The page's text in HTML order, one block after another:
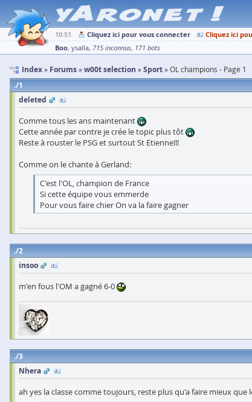
10:51 Cliquez ici pour vous connecter Cliquez ici
Boo ysalla 715 inconnus 171 bots
Index Forums w00t selection Sport OL champions - Page 1
1
deleted
Comme tous les ans maintenant
Cette année par contre je crée le topic plus tôt
Reste à rouster le PSG et surtout St Etienne!!!
Comme on le chante à Gerland:
C'est l'OL, champion de France
Si cette équipe vous emmerde
Pour vous faire chier On va la faire gagner
2
insoo
m'en fous l'OM a gagné 6-0
3
Nhera
ah yes la classe comme toujours, reste plus qu'a faire mieux que